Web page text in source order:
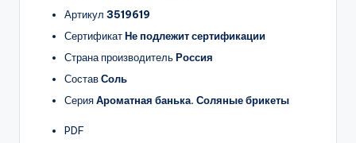
Артикул 3519619
СертификатНе подлежит сертификации
Страна производительРоссия
СоставСоль
СерияАроматная банька. Соляные брикеты
PDF